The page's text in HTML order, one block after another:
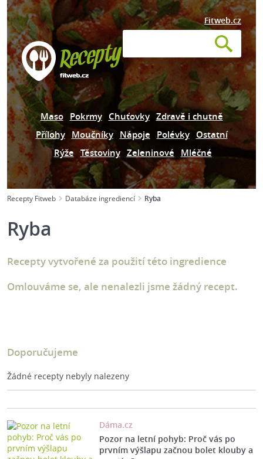
Fitweb.cz
Maso Pokrmy Chuťovky Zdravě i chutně
Přílohy Moučníky Nápoje Polévky Ostatní
Rýže Těstoviny Zeleninové Mléčné
Recepty Fitweb Databáze ingrediencí Ryba
Ryba
Recepty vytvořené za použití této ingredience
Omlouváme se, ale nenalezli jsme žádný recept.
Doporučujeme
Žádné recepty nebyly nalezeny
Dáma.cz
Pozor na letní pohyb: Proč vás po
prvním výšlapu začnou bolet klouby a